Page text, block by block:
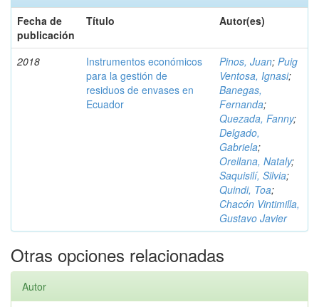
Fecha de
publicación
Título Autor(es)
2018
Instrumentos económicos
para la gestión de
residuos de envases en
Ecuador
Pinos, Juan; Puig
Ventosa, Ignasi;
Banegas,
Fernanda;
Quezada, Fanny;
Delgado,
Gabriela;
Orellana, Nataly;
Saquisilí, Silvia;
Quindi, Toa;
Chacón Vintimilla,
Gustavo Javier
Otras opciones relacionadas
Autor